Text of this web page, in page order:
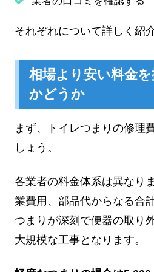
それぞれについて詳しく紹
相場より安い料金
かどうか
まず、トイレつまりの修理
しょう。
各業者の料金体系は異なり
業費用、部品代からなる合
つまりが深刻で便器の取り
大規模な工事となります。